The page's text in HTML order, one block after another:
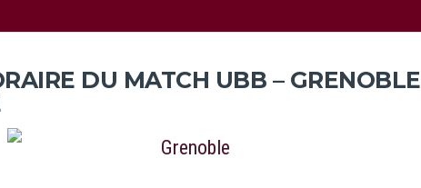
DU MATCH UBB – GRENOBLE